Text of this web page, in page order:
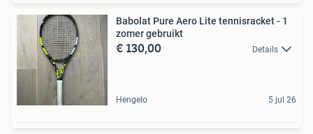
Babolat Pure Aero Lite tennisracket - 1
zomer gebruikt
€ 130,00 Details
Hengelo 5 jul 26